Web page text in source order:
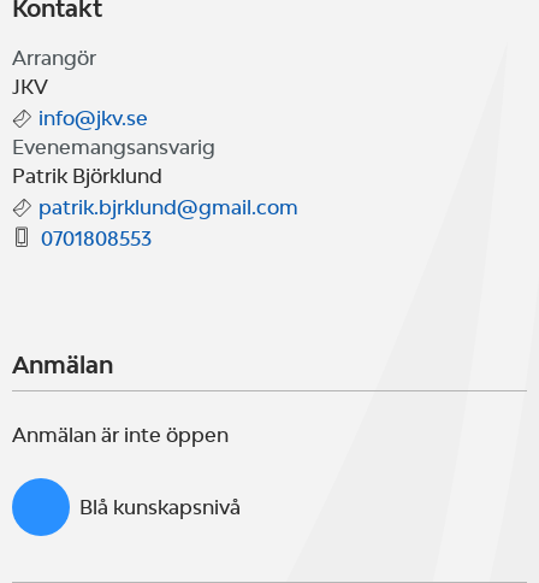
Kontakt
Arrangör
JKV
info@jkv.se
Evenemangsansvarig
Patrik Björklund
patrik.bjrklund@gmail.com
0701808553
Anmälan
Anmälan är inte öppen
Blå kunskapsnivå